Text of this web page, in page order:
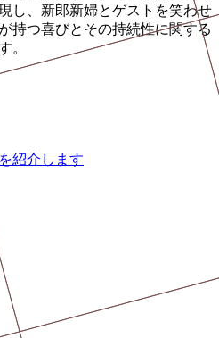
し、新郎新婦とゲストを笑わせ
持つ喜びとその持続性に関する
。
紹介します